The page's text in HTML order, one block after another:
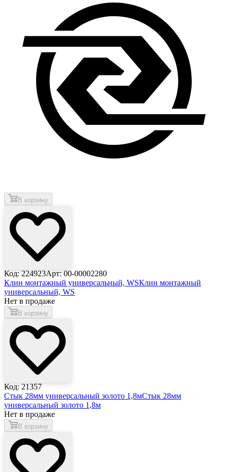
В корзину
Код: 224923Арт: 00-00002280
Клин монтажный универсальный, WSКлин монтажный
универсальный, WS
Нет в продаже
В корзину
Код: 21357
Стык 28мм универсальный золото 1,8мСтык 28мм
универсальный золото 1,8м
Нет в продаже
В корзину